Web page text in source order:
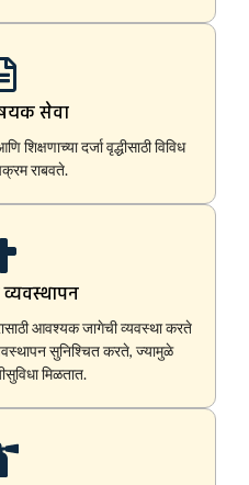
सेवा
दर्जा वृद्धीसाठी विविध
राबवते.
आवश्यक जागेची व्यवस्था करते
सुनिश्चित करते, ज्यामुळे
मिळतात.